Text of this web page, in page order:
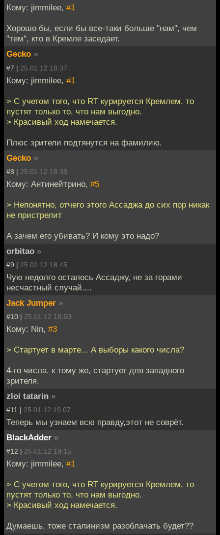
Кому: jimmilee, #1
Хорошо бы, если бы все-таки больше "нам", чем
"тем", кто в Кремле заседает.
Gecko »
#7 | 25.01.12 18:37
Кому: jimmilee, #1
> С учетом того, что RT курируется Кремлем, то
пустят только то, что нам выгодно.
> Красивый ход намечается.
Плюс зрители подтянутся на фамилию.
Gecko »
#8 | 25.01.12 18:38
Кому: Антинейтрино, #5
> Непонятно, отчего этого Ассаджа до сих пор никак
не пристрелит
А зачем его убивать? И кому это надо?
orbitao »
#9 | 25.01.12 18:45
Чую недолго осталось Ассаджу, не за горами
несчастный случай....
Jack Jumper »
#10 | 25.01.12 18:50
Кому: Nin, #3
> Стартует в марте... А выборы какого числа?
4-го числа. к тому же, стартует для западного
зрителя.
zloi tatarin »
#11 | 25.01.12 19:07
Теперь мы узнаем всю правду,этот не соврёт.
BlackAdder »
#12 | 25.01.12 19:15
Кому: jimmilee, #1
> С учетом того, что RT курируется Кремлем, то
пустят только то, что нам выгодно.
> Красивый ход намечается.
Думаешь, тоже сталинизм разоблачать будет??